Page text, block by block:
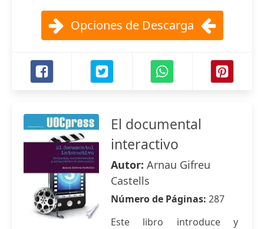
Opciones de Descarga
El documental
interactivo
Autor: Arnau Gifreu
Castells
Número de Páginas: 287
Este libro introduce y